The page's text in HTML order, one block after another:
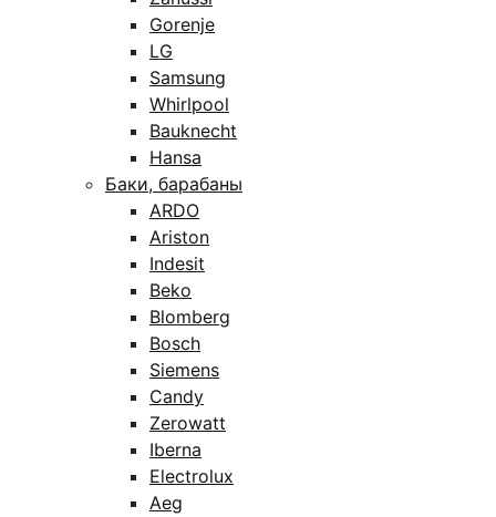
Gorenje
LG
Samsung
Whirlpool
Bauknecht
Hansa
Баки, барабаны
ARDO
Ariston
Indesit
Beko
Blomberg
Bosch
Siemens
Candy
Zerowatt
Iberna
Electrolux
Aeg